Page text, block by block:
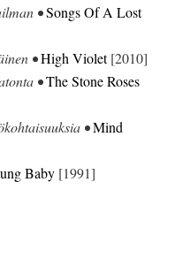
•Songs Of A Lost
•High Violet[2010]
•The Stone Roses
•Mind
Baby [1991]